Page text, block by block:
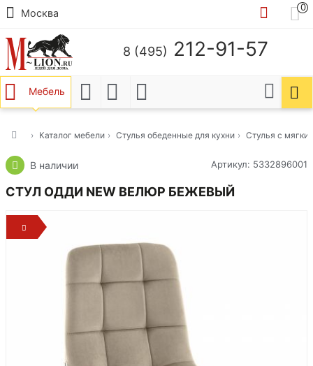
Москва
0
8 (495) 212-91-57
Мебель
Каталог мебели Стулья обеденные для кухни Стулья с
В наличии Артикул: 5332896001
СТУЛ ОДДИ NEW ВЕЛЮР БЕЖЕВЫЙ